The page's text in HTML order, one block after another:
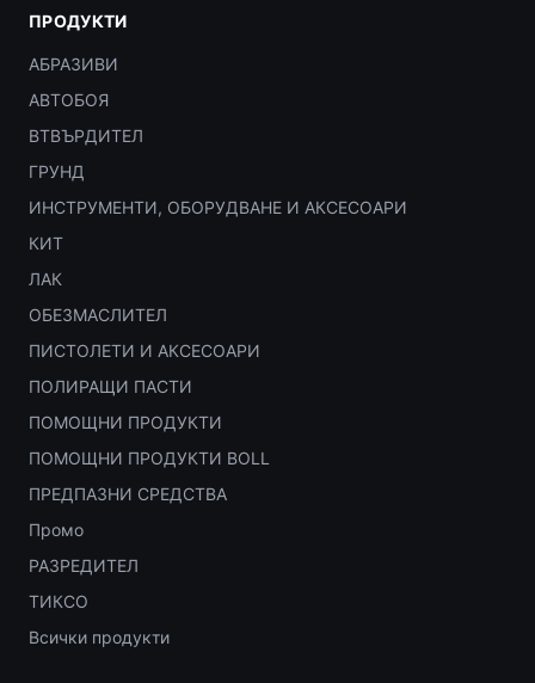
ПРОДУКТИ
АБРАЗИВИ
АВТОБОЯ
ВТВЪРДИТЕЛ
ГРУНД
ИНСТРУМЕНТИ, ОБОРУДВАНЕ И АКСЕСОАРИ
КИТ
ЛАК
ОБЕЗМАСЛИТЕЛ
ПИСТОЛЕТИ И АКСЕСОАРИ
ПОЛИРАЩИ ПАСТИ
ПОМОЩНИ ПРОДУКТИ
ПОМОЩНИ ПРОДУКТИ BOLL
ПРЕДПАЗНИ СРЕДСТВА
Промо
РАЗРЕДИТЕЛ
ТИКСО
Всички продукти